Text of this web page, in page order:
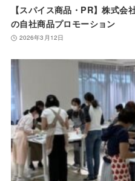
【スパイス商品・PR】株式
の自社商品プロモーション
2026年3月12日